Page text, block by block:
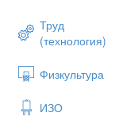
Труд
(технология)
Физкультура
ИЗО